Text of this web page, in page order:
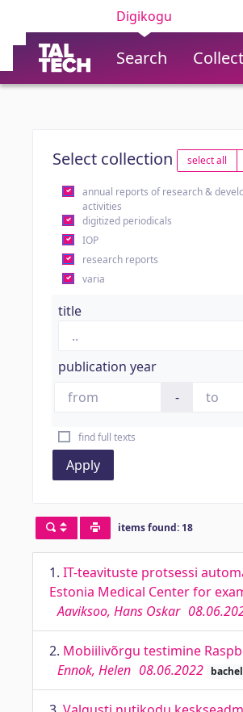
Digikogu
Search
Select collection select all
annual reports of research &
activities
digitized periodicals
IOP
research reports
varia
title
publication year
-
find full texts
Apply
items found: 18
1. IT-teavituste protsessi
Estonia Medical Center for
Aaviksoo, Hans Oskar
2. Mobiilivõrgu testimine
Ennok, Helen 08.06.2022